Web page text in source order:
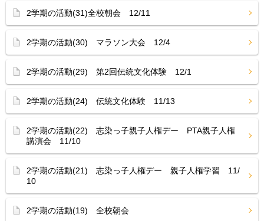
2学期の活動(31)全校朝会 12/11
2学期の活動(30) マラソン大会 12/4
2学期の活動(29) 第2回伝統文化体験 12/1
2学期の活動(24) 伝統文化体験 11/13
2学期の活動(22) 志染っ子親子人権デー PTA親子人権
講演会 11/10
2学期の活動(21) 志染っ子人権デー 親子人権学習 11/
10
2学期の活動(19) 全校朝会